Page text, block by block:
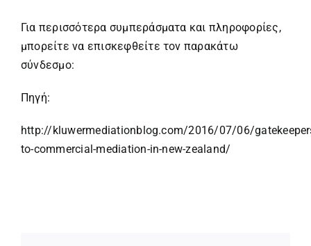
Για περισσότερα συμπεράσματα και πληροφορίες,
μπορείτε να επισκεφθείτε τον παρακάτω
σύνδεσμο:
Πηγή:
http://kluwermediationblog.com/2016/07/06/
to-commercial-mediation-in-new-zealand/